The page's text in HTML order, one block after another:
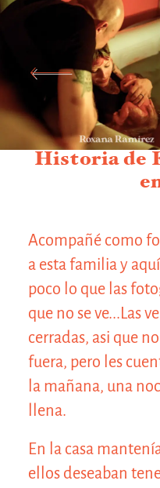
Historia de
Acompañé como
a esta familia y
poco lo que las
que no se ve...Las
cerradas, asi que
fuera, pero les
la mañana, una
llena.
En la casa
ellos deseaban
Reseñas